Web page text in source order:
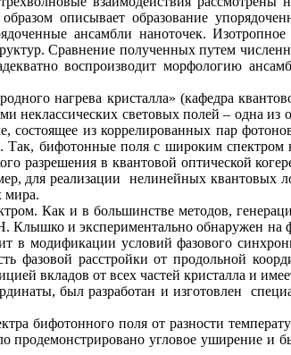
описывает образование
ансамбли наноточек.
Сравнение полученных путем
воспроизводит морфологию
нагрева кристалла» (кафедра
неклассических световых полей – одна
из коррелированных пар
Так, бифотонные поля с широким
разрешения в квантовой оптической
для реализации нелинейных квантовых
мира.
Как и в большинстве методов,
Клышко и экспериментально обнаружен
модификации условий фазового
фазовой расстройки от продольной
вкладов от всех частей кристалла и
был разработан и изготовлен
бифотонного поля от разности
угловое уширение и